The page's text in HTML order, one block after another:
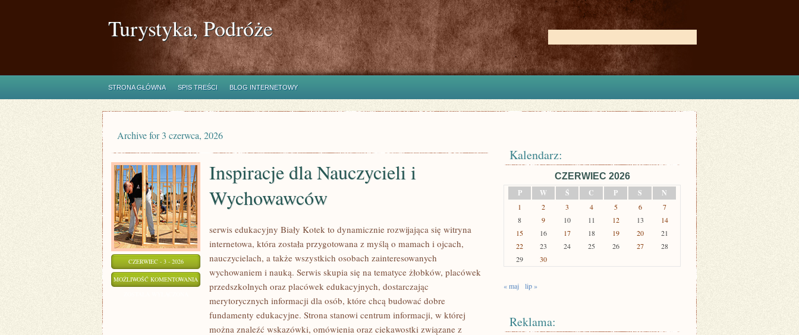
Turystyka, Podróże
STRONA GŁÓWNA SPIS TREŚCI BLOG INTERNETOWY
Archive for 3 czerwca, 2026
CZERWIEC - 3 - 2026
MOŻLIWOŚĆ KOMENTOWANIA INSPIRACJE
NAUCZYCIELI
Inspiracje dla Nauczycieli i
Wychowawców
serwis edukacyjny Biały Kotek to dynamicznie rozwijająca się witryna
internetowa, która została przygotowana z myślą o mamach i ojcach,
nauczycielach, a także wszystkich osobach zainteresowanych
wychowaniem i nauką. Serwis skupia się na tematyce żłobków, placówek
przedszkolnych oraz placówek edukacyjnych, dostarczając
merytorycznych informacji dla osób, które chcą budować dobre
fundamenty edukacyjne. Strona stanowi centrum informacji, w której
można znaleźć wskazówki, omówienia oraz ciekawostki związane z
Kalendarz:
CZERWIEC 2026
P
W Ś C P S N
1 2 3 4 5 6
7
8
9 10 11 12 13
14
15
16 17 18 19 20
21
22
23 24 25 26 27
28
29
30
« maj lip »
Reklama: